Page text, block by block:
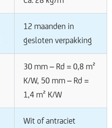
12 maanden in
gesloten verpakking
30 mm – Rd = 0,8 m²
K/W, 50 mm – Rd =
1,4 m² K/W
Wit of antraciet